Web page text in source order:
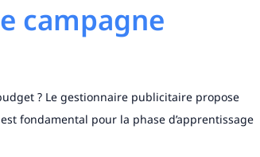
campagne
? Le gestionnaire publicitaire propose
fondamental pour la phase d’apprentissage